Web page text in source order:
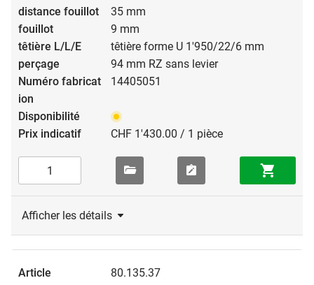
35 mm
9 mm
têtière forme U 1'950/22/6 mm
94 mm RZ sans levier
14405051
CHF 1'430.00 / 1 pièce
Afficher les détails
80.135.37